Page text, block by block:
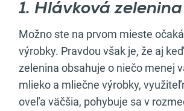
1. Hlávková zelenina
Možno ste na prvom mieste
výrobky. Pravdou však je, že aj
zelenina obsahuje o niečo menej
mlieko a mliečne výrobky,
oveľa väčšia, pohybuje sa v